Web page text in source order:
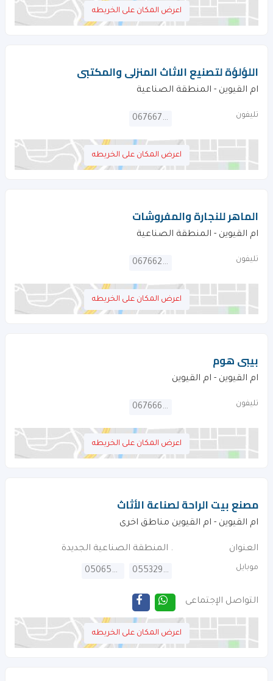
اعرض المكان على الخريطه
اللؤلؤة لتصنيع الاثاث المنزلى والمكتبى
ام القيوين - المنطقة الصناعية
تليفون 067667976
اعرض المكان على الخريطه
الماهر للنجارة والمفروشات
ام القيوين - المنطقة الصناعية
تليفون 067662180
اعرض المكان على الخريطه
بيبى هوم
ام القيوين - ام القيوين
تليفون 067666213
اعرض المكان على الخريطه
مصنع بيت الراحة لصناعة الأثاث
ام القيوين - ام القيوين مناطق اخرى
العنوان . المنطقة الصناعية الجديدة
موبايل 0553290336
0506502259
التواصل الإجتماعى
اعرض المكان على الخريطه